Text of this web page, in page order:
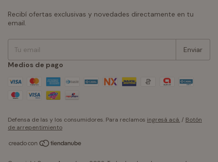
Recibí ofertas exclusivas y novedades directamente en tu
email.
Medios de pago
Defensa de las y los consumidores. Para reclamos ingresá acá. / Botón
de arrepentimiento